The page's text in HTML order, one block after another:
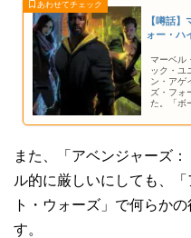
【噂話
ォー・ハ
マーベル
ック・ユ
ン・アゲ
ズ・フォ
た。「ボ
流予定で
また、「アベンジャーズ
ル的に厳しいにしても、
ト・ウォーズ」で何らか
す。